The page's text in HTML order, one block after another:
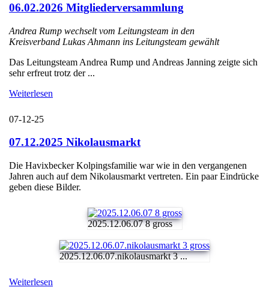
06.02.2026 Mitgliederversammlung
Andrea Rump wechselt vom Leitungsteam in den
Kreisverband Lukas Ahmann ins Leitungsteam gewählt
Das Leitungsteam Andrea Rump und Andreas Janning zeigte sich
sehr erfreut trotz der ...
Weiterlesen
07-12-25
07.12.2025 Nikolausmarkt
Die Havixbecker Kolpingsfamilie war wie in den vergangenen
Jahren auch auf dem Nikolausmarkt vertreten. Ein paar Eindrücke
geben diese Bilder.
2025.12.06.07 8 gross
2025.12.06.07.nikolausmarkt 3 ...
Weiterlesen